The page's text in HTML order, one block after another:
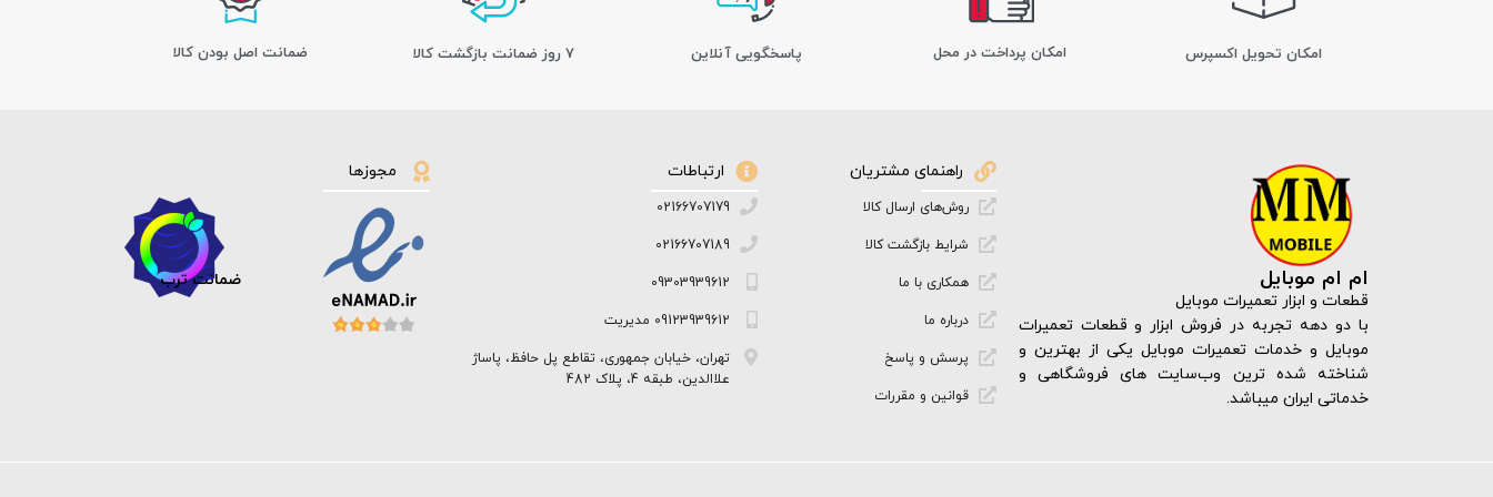
اﻣﮑﺎن ﺗﺤﻮﯾﻞ اﮐﺴﭙﺮس امکان پرداخت در محل پاسخگویی آنلاین 7 روز ضمانت بازگشت کالا ﺿﻤﺎﻧﺖ اﺻﻞ ﺑﻮدن ﮐﺎﻟﺎ
ام ام موبایل
قطعات و ابزار تعمیرات موبایل
با دو دهه تجربه در فروش ابزار و قطعات تعمیرات
موبایل و خدمات تعمیرات موبایل یکی از بهترین و
شناخته شده ترین وب‌سایت های فروشگاهی و
خدماتی ایران میباشد.
راهنمای مشتریان
روش‌های ارسال کالا
شرایط بازگشت کالا
همکاری با ما
درباره ما
پرسش و پاسخ
قوانین و مقررات
ارتباطات
02166707179
02166707189
09303939612
09123939612 مدیریت
تهران، خیابان جمهوری، تقاطع پل حافظ، پاساژ
علاالدین، طبقه 4، پلاک 482
مجوزها
ضمانت ترب